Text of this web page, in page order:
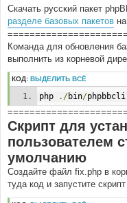
Скачать русский пакет
разделе базовых пакетов
Команда для обновления
выполнить из корневой
КОД: ВЫДЕЛИТЬ ВСЁ
php ./bin/phpbbcli
======================
Скрипт для
пользователем
умолчанию
Создайте файл fix.php в
туда код и запустите скрипт